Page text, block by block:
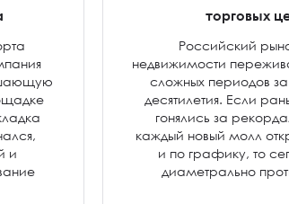
и
торговых
Российский
недвижимости
сложных периодов
десятилетия. Если
гонялись за
каждый новый молл
и по графику, то
диаметрально